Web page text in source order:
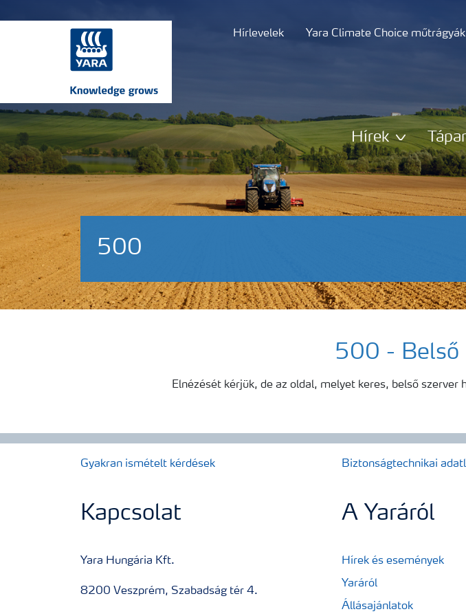
Hírlevelek Yara Climate Choice műtrágyák
Hírek
500
500 - Belső
Elnézését kérjük, de az oldal, melyet keres, belső
Gyakran ismételt kérdések Biztonságtechnikai
Kapcsolat
Yara Hungária Kft.
8200 Veszprém, Szabadság tér 4.
A Yaráról
Hírek és események
Yaráról
Állásajánlatok